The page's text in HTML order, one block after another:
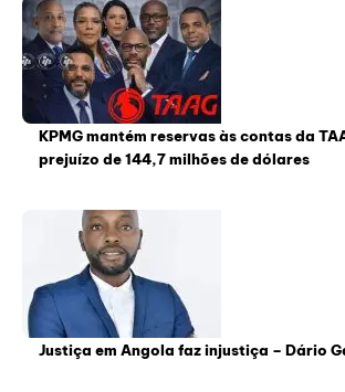
KPMG mantém reservas às contas da
prejuízo de 144,7 milhões de dólares
Justiça em Angola faz injustiça – Dário